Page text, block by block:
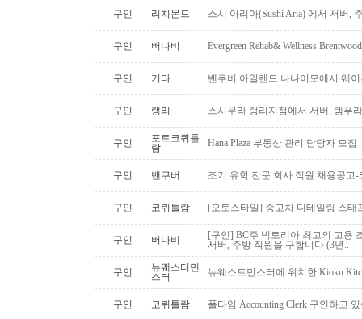
구인 리치몬드 스시 아리아(Sushi Aria) 에서 서버,
구인 버나비 Evergreen Rehab& Wellness
구인 기타 벤쿠버 아일랜드 나나이모에서 웨
구인 랭리 스시무라 랭리지점에서 서버, 템푸
구인
포트코퀴틀
람
Hana Plaza 부동산 관리 담당자 모집
구인 밴쿠버 조기 유학 전문 회사 직원 채용공고
구인 코퀴틀람 [오토스타일] 중고차 디테일링 스태
구인 버나비
[구인] BC주 빅토리아 최고의 고용
서버, 주방 직원을 구합니다 (3년..
구인
뉴웨스터민
스터
뉴웨스트민스터에 위치한 Kioku
구인 코퀴틀람 풀타임 Accounting Clerk 구인하고